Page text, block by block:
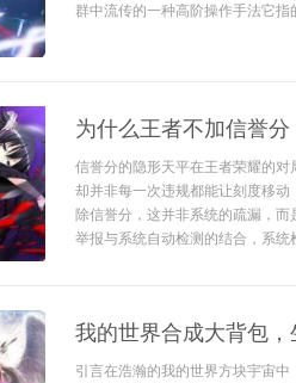
群中流传的一种高阶操作手法它指
为什么王者不加信誉
信誉分的隐形天平在王者荣耀的
却并非每一次违规都能让刻度移
除信誉分，这并非系统的疏漏，
举报与系统自动检测的结合，系
我的世界合成大背包
引言在浩瀚的我的世界方块宇宙